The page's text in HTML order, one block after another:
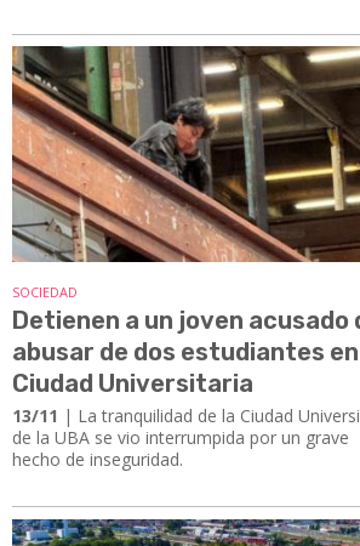
SOCIEDAD
Detienen a un joven acusado
abusar de dos estudiantes en
Ciudad Universitaria
13/11 | La tranquilidad de la Ciudad
de la UBA se vio interrumpida por un grave
hecho de inseguridad.